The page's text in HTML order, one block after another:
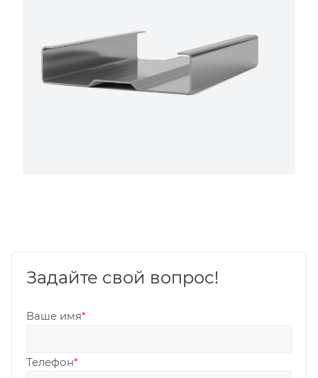
Задайте свой вопрос!
Ваше имя*
Телефон*